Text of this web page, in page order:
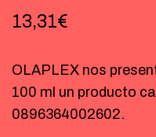
13,31€
OLAPLEX nos
100 ml un producto
0896364002602.